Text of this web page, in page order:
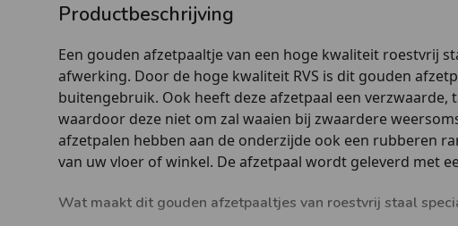
Productbeschrijving
Een gouden afzetpaaltje van een hoge kwaliteit roestvrij
afwerking. Door de hoge kwaliteit RVS is dit gouden
buitengebruik. Ook heeft deze afzetpaal een verzwaarde,
waardoor deze niet om zal waaien bij zwaardere
afzetpalen hebben aan de onderzijde ook een rubberen
van uw vloer of winkel. De afzetpaal wordt geleverd met
Wat maakt dit gouden afzetpaaltjes van roestvrij staal